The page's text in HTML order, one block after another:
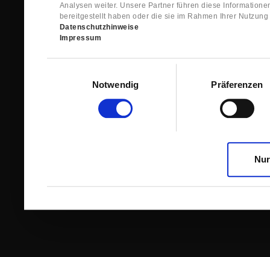
Analysen weiter. Unsere Partner führen diese
bereitgestellt haben oder die sie im Rahmen Ihrer
Datenschutzhinweise
Impressum
Notwendig
Präferenzen